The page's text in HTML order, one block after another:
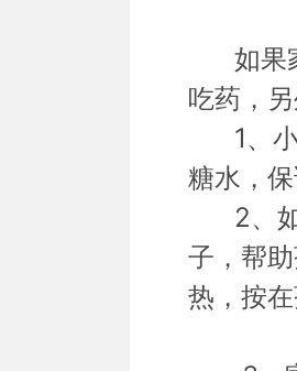
如果家
吃药，
1、小
糖水，
2、如
子，帮
热，按